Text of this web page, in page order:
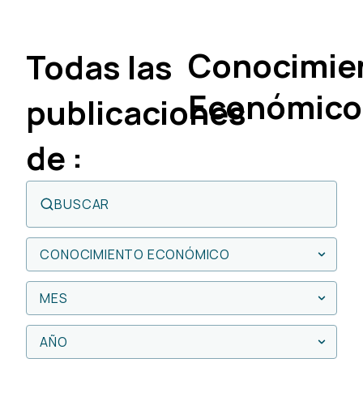
Todas las
publicaciones
de :
Económico